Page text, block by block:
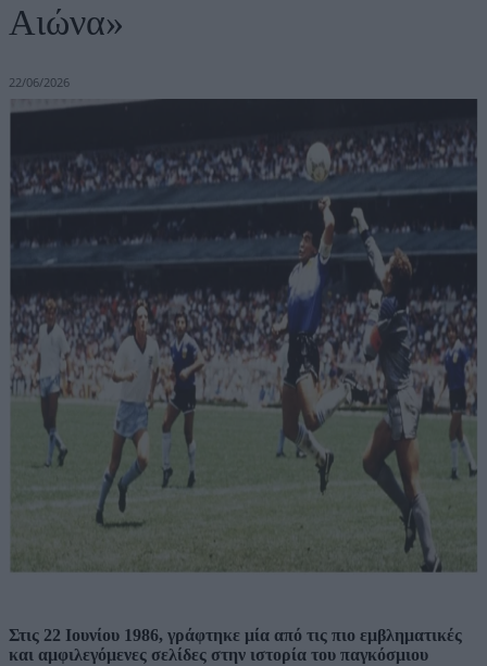
Αιώνα»
22/06/2026
Στις 22 Ιουνίου 1986, γράφτηκε μία από τις πιο εμβληματικές
και αμφιλεγόμενες σελίδες στην ιστορία του παγκόσμιου